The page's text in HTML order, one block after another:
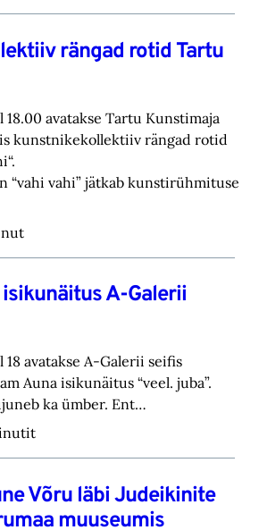
rängad rotid Tartu
18.00 avatakse Tartu Kunstimaja
kunstnikekollektiiv rängad rotid
“vahi vahi” jätkab kunstirühmituse
A-Galerii
18 avatakse A-Galerii seifis
Auna isikunäitus “veel. juba”.
ka ümber. Ent…
Võru läbi Judeikinite
muuseumis